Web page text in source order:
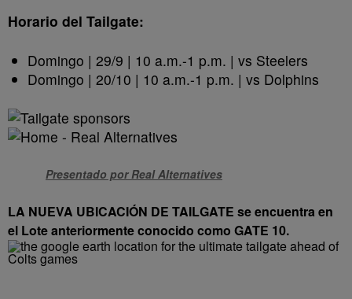
Horario del Tailgate:
Domingo | 29/9 | 10 a.m.-1 p.m. | vs Steelers
Domingo | 20/10 | 10 a.m.-1 p.m. | vs Dolphins
Presentado por Real Alternatives
LA NUEVA UBICACIÓN DE TAILGATE se encuentra en
el Lote anteriormente conocido como GATE 10.